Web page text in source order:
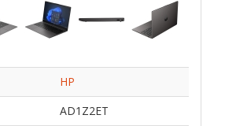
HP
AD1Z2ET